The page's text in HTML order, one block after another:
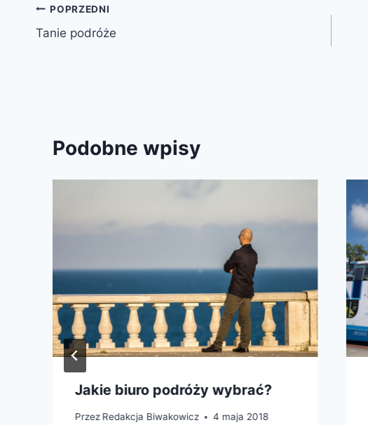
Nawigacja
wpisu
POPRZEDNI
Tanie podróże
Podobne wpisy
Jakie biuro podróży wybrać?
PrzezRedakcja Biwakowicz 4 maja 2018